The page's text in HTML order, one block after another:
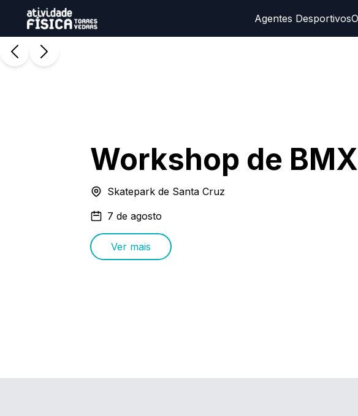
Agentes Desportivos
Workshop de BMX
Skatepark de Santa Cruz
7 de agosto
Ver mais